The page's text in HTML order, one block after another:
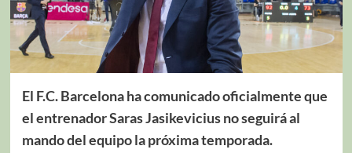
El F.C. Barcelona ha comunicado oficialmente que
el entrenador Saras Jasikevicius no seguirá al
mando del equipo la próxima temporada.